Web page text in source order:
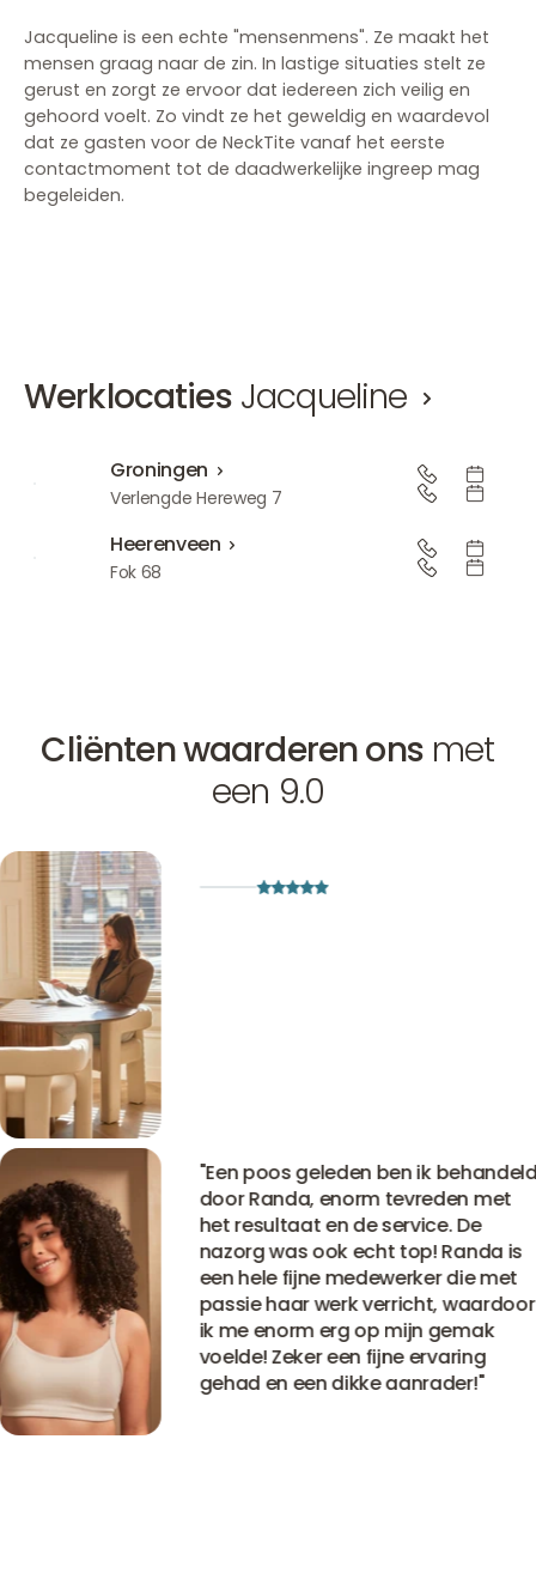
Jacqueline is een echte "mensenmens". Ze maakt het
mensen graag naar de zin. In lastige situaties stelt ze
gerust en zorgt ze ervoor dat iedereen zich veilig en
gehoord voelt. Zo vindt ze het geweldig en waardevol
dat ze gasten voor de NeckTite vanaf het eerste
contactmoment tot de daadwerkelijke ingreep mag
begeleiden.
WerklocatiesJacqueline
Groningen
Groningen
Verlengde Hereweg 7
Heerenveen
Heerenveen
Fok 68
Cliënten waarderen onsmet
een 9.0
Een poos geleden ben ik behandeld
door Randa, enorm tevreden met
het resultaat en de service. De
nazorg was ook echt top! Randa is
een hele fijne medewerker die met
passie haar werk verricht, waardoor
ik me enorm erg op mijn gemak
voelde! Zeker een fijne ervaring
gehad en een dikke aanrader!"